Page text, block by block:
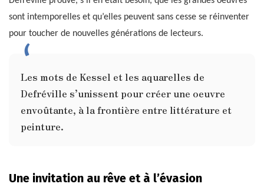
sont intemporelles et qu’elles peuvent sans cesse se réinventer
pour toucher de nouvelles générations de lecteurs.
Les mots de Kessel et les aquarelles de
Defréville s’unissent pour créer une oeuvre
envoûtante, à la frontière entre littérature et
peinture.
Une invitation au rêve et à l’évasion